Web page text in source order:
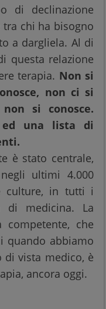
di declinazione
tra chi ha bisogno
a dargliela. Al di
questa relazione
terapia. Non si
non ci si
si conosce.
ed una lista di
è stato centrale,
ultimi 4.000
culture, in tutti i
medicina. La
che
quando abbiamo
vista medico, è
ancora oggi.